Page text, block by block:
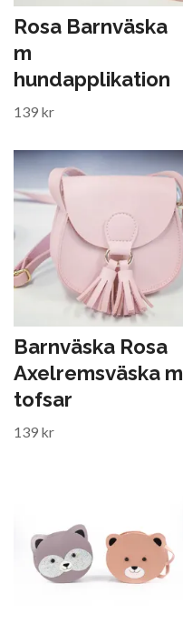
Rosa Barnväska
m
hundapplikation
139 kr
Barnväska Rosa
Axelremsväska m
tofsar
139 kr